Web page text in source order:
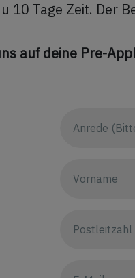
10 Tage Zeit. Der
auf deine Pre-